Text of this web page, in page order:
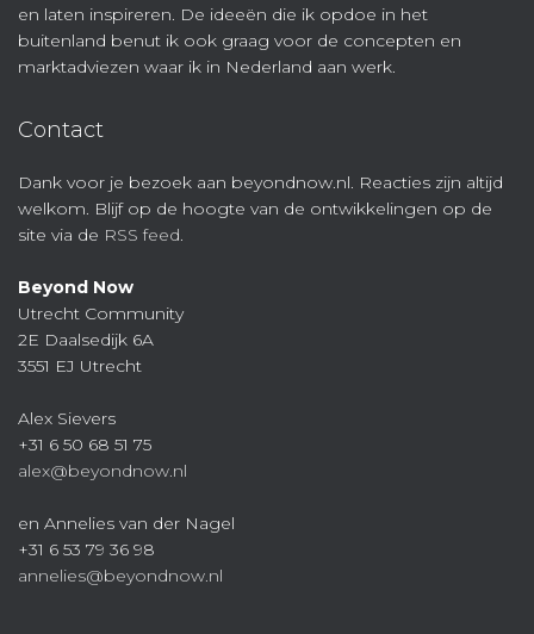
en laten inspireren. De ideeën die ik opdoe in het
buitenland benut ik ook graag voor de concepten en
marktadviezen waar ik in Nederland aan werk.
Contact
Dank voor je bezoek aan beyondnow.nl. Reacties zijn altijd
welkom. Blijf op de hoogte van de ontwikkelingen op de
site via de RSS feed.
Beyond Now
Utrecht Community
2E Daalsedijk 6A
3551 EJ Utrecht
Alex Sievers
+31 6 50 68 51 75
alex@beyondnow.nl
en Annelies van der Nagel
+31 6 53 79 36 98
annelies@beyondnow.nl